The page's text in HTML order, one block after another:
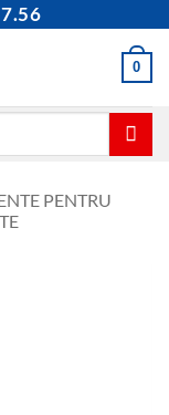
0
PENTRU